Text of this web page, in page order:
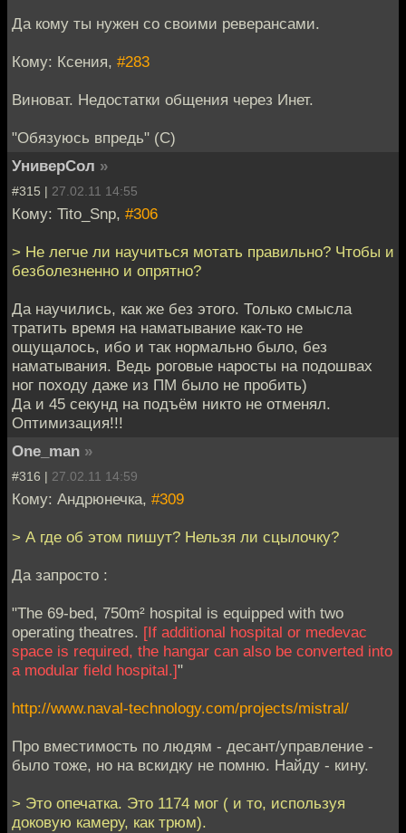
Да кому ты нужен со своими реверансами.
Кому: Ксения, #283
Виноват. Недостатки общения через Инет.
"Обязуюсь впредь" (С)
УниверСол »
#315 | 27.02.11 14:55
Кому: Tito_Snp, #306
> Не легче ли научиться мотать правильно? Чтобы и
безболезненно и опрятно?
Да научились, как же без этого. Только смысла
тратить время на наматывание как-то не
ощущалось, ибо и так нормально было, без
наматывания. Ведь роговые наросты на подошвах
ног походу даже из ПМ было не пробить)
Да и 45 секунд на подъём никто не отменял.
Оптимизация!!!
One_man »
#316 | 27.02.11 14:59
Кому: Андрюнечка, #309
> А где об этом пишут? Нельзя ли сцылочку?
Да запросто :
"The 69-bed, 750m² hospital is equipped with two
operating theatres. [If additional hospital or medevac
space is required, the hangar can also be converted into
a modular field hospital.]"
http://www.naval-technology.com/projects/mistral/
Про вместимость по людям - десант/управление -
было тоже, но на вскидку не помню. Найду - кину.
> Это опечатка. Это 1174 мог ( и то, используя
доковую камеру, как трюм).